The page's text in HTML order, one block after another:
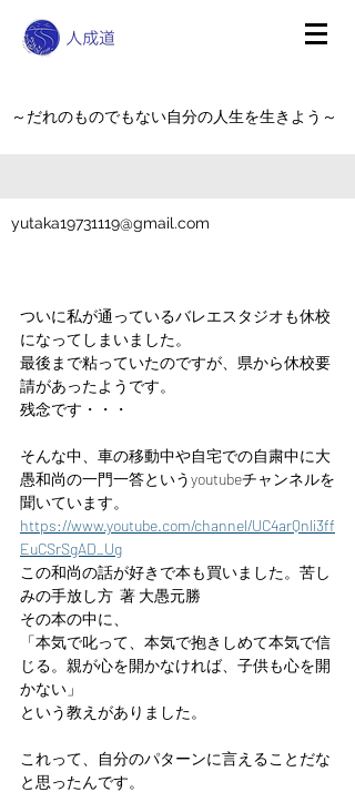
～だれのものでもない自分の人生を生きよう～
yutaka19731119@gmail.com
ついに私が通っているバレエスタジオも休校
になってしまいました。
最後まで粘っていたのですが、県から休校要
請があったようです。
残念です・・・
そんな中、車の移動中や自宅での自粛中に大
愚和尚の一門一答というyoutubeチャンネルを
聞いています。
https://www.youtube.com/channel/UC4arQnli3ff
EuCSrSgAD_Ug
この和尚の話が好きで本も買いました。苦し
みの手放し方  著 大愚元勝
その本の中に、
「本気で叱って、本気で抱きしめて本気で信
じる。親が心を開かなければ、子供も心を開
かない」
という教えがありました。
これって、自分のパターンに言えることだな
と思ったんです。